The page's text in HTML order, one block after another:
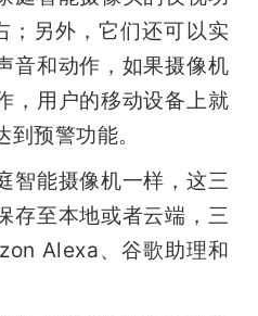
；另外，它们还可以实
音和动作，如果摄像机
，用户的移动设备上就
预警功能。
智能摄像机一样，这三
存至本地或者云端，三
Alexa、谷歌助理和